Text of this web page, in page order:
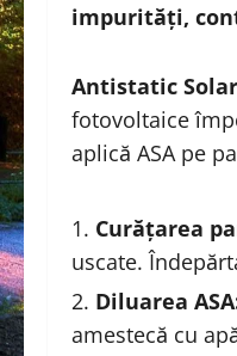
impurități,
Antistatic
fotovoltaice
aplică ASA pe
Curățarea
uscate.
Diluarea
amestecă cu